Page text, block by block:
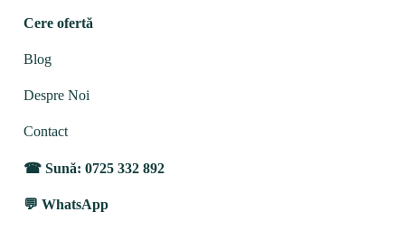
Cere ofertă
Blog
Despre Noi
Contact
Sună: 0725 332 892
WhatsApp